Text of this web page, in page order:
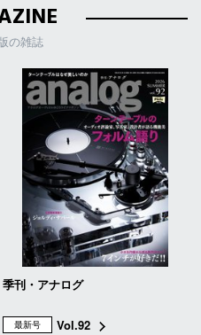
の雑誌
季刊・アナログ
最新号
Vol.92